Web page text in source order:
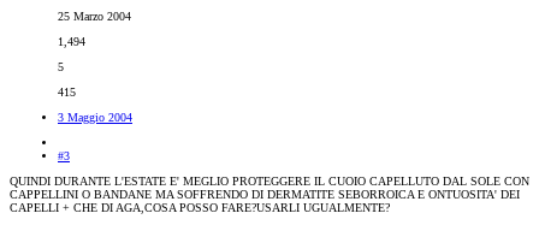
25 Marzo 2004
1,494
5
415
3 Maggio 2004
#3
QUINDI DURANTE L'ESTATE E' MEGLIO PROTEGGERE IL CUOIO CAPELLUTO DAL SOLE CON
CAPPELLINI O BANDANE MA SOFFRENDO DI DERMATITE SEBORROICA E ONTUOSITA' DEI
CAPELLI + CHE DI AGA,COSA POSSO FARE?USARLI UGUALMENTE?